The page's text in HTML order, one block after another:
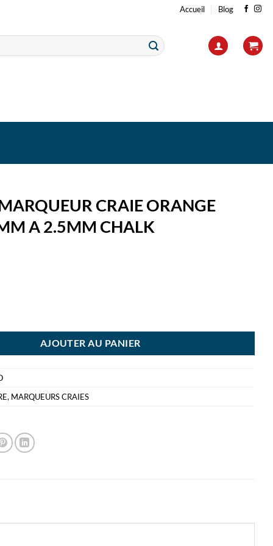
Accueil Blog
CRAIE ORANGE
A 2.5MM CHALK
AJOUTER AU PANIER
, MARQUEURS CRAIES